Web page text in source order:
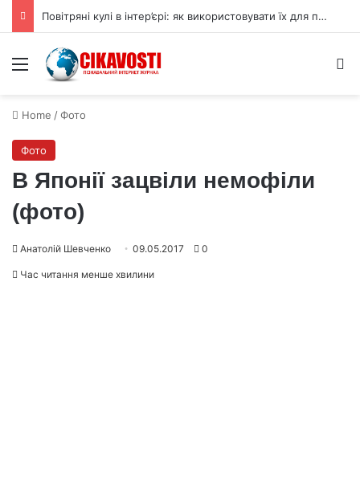
Повітряні кулі в інтер’єрі: як використовувати їх для прикраси
Menu
Home /Фото
Фото
В Японії зацвіли немофіли
(фото)
Анатолій Шевченко 09.05.2017 0
Час читання менше хвилини